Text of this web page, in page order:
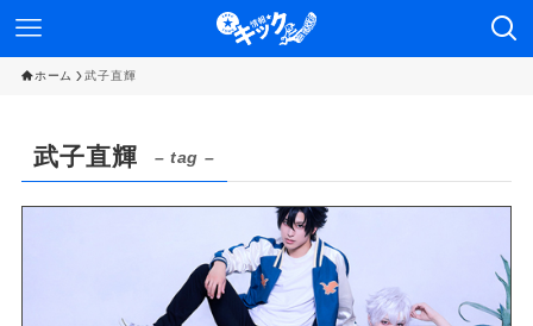
ホーム 武子直輝
武子直輝 – tag –